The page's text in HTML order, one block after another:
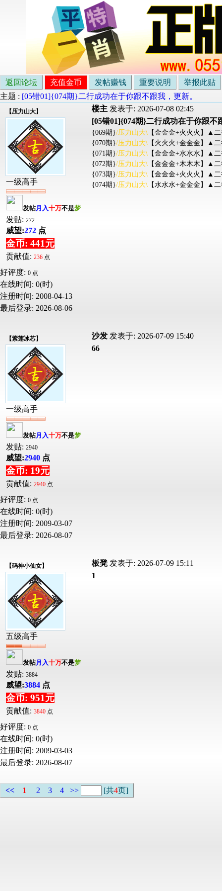
返回论坛 充值金币 发帖赚钱 重要说明
举报此贴
主题 : [05错01]{074期}二行成功在于你跟不跟我，更新。
【压力山大】
一级高手
发帖月入十万不是梦
发贴: 272
威望:272 点
金币: 441元
贡献值: 236 点
好评度: 0 点
在线时间: 0(时)
注册时间: 2008-04-13
最后登录: 2026-08-06
楼主 发表于: 2026-07-08 02:45
[05错01]{074期}二行成功在于你跟不
{069期}/压力山大\ 【金金金+火火火】▲
{070期}/压力山大\ 【火火火+金金金】▲
{071期}/压力山大\ 【金金金+水水水】▲
{072期}/压力山大\ 【金金金+木木木】▲
{073期}/压力山大\ 【金金金+火火火】▲
{074期}/压力山大\ 【水水水+金金金】▲
【紫莲冰芯】
一级高手
发帖月入十万不是梦
发贴: 2940
威望:2940 点
金币: 19元
贡献值: 2940 点
好评度: 0 点
在线时间: 0(时)
注册时间: 2009-03-07
最后登录: 2026-08-07
沙发 发表于: 2026-07-09 15:40
66
【码神小仙女】
五级高手
发帖月入十万不是梦
发贴: 3884
威望:3884 点
金币: 951元
贡献值: 3840 点
好评度: 0 点
在线时间: 0(时)
注册时间: 2009-03-03
最后登录: 2026-08-07
板凳 发表于: 2026-07-09 15:11
1
<< 1 2 3 4 >> [共4页]